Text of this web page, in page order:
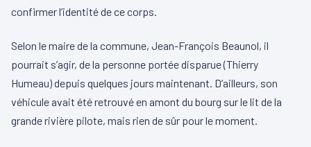
confirmer l’identité de ce corps.
Selon le maire de la commune, Jean-François Beaunol, il
pourrait s’agir, de la personne portée disparue (Thierry
Humeau) depuis quelques jours maintenant. D’ailleurs, son
véhicule avait été retrouvé en amont du bourg sur le lit de la
grande rivière pilote, mais rien de sûr pour le moment.